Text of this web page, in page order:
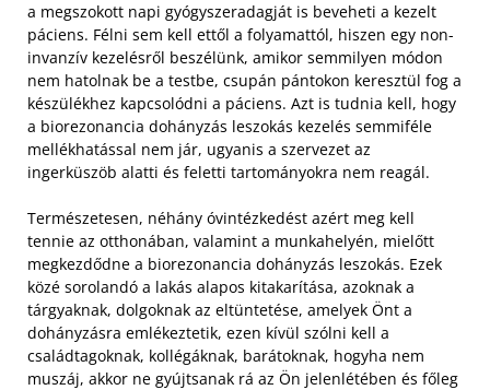
a megszokott napi gyógyszeradagját is beveheti a kezelt
páciens. Félni sem kell ettől a folyamattól, hiszen egy non-
invanzív kezelésről beszélünk, amikor semmilyen módon
nem hatolnak be a testbe, csupán pántokon keresztül fog a
készülékhez kapcsolódni a páciens. Azt is tudnia kell, hogy
a biorezonancia dohányzás leszokás kezelés semmiféle
mellékhatással nem jár, ugyanis a szervezet az
ingerküszöb alatti és feletti tartományokra nem reagál.
Természetesen, néhány óvintézkedést azért meg kell
tennie az otthonában, valamint a munkahelyén, mielőtt
megkezdődne a biorezonancia dohányzás leszokás. Ezek
közé sorolandó a lakás alapos kitakarítása, azoknak a
tárgyaknak, dolgoknak az eltüntetése, amelyek Önt a
dohányzásra emlékeztetik, ezen kívül szólni kell a
családtagoknak, kollégáknak, barátoknak, hogyha nem
muszáj, akkor ne gyújtsanak rá az Ön jelenlétében és főleg